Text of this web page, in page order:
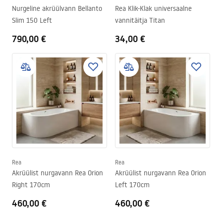
Nurgeline akrüülvann Bellanto
Slim 150 Left
790,00 €
Rea Klik-Klak universaalne
vannitäitja Titan
34,00 €
Rea
Akrüülist nurgavann Rea Orion
Right 170cm
460,00 €
Rea
Akrüülist nurgavann Rea Orion
Left 170cm
460,00 €